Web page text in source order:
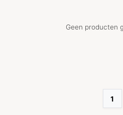
Geen producten
1